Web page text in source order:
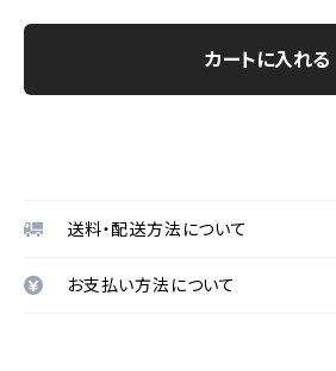
カートに入れる
送料・配送方法について
お支払い方法について